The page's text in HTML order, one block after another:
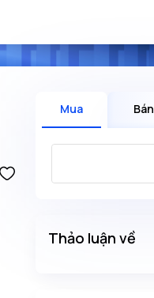
Mua Bán
Thảo luận về